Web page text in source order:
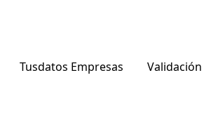
Tusdatos Empresas Validación